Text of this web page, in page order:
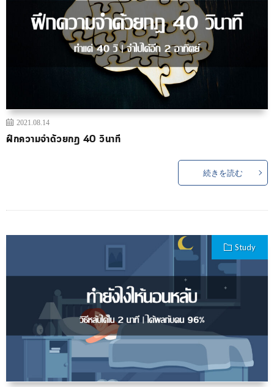
2021.08.14
ฝึกความจำด้วยกฎ 40 วินาที
続きを読む
Study